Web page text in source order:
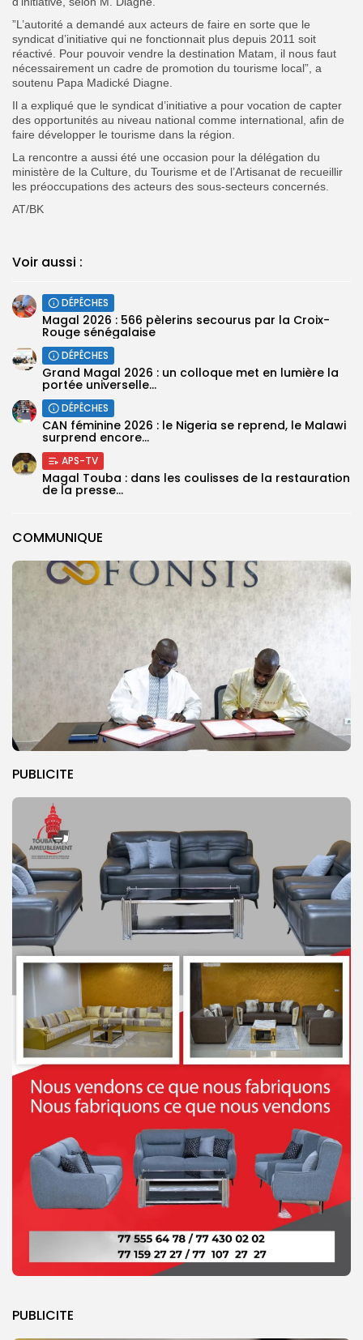
COMMUNIQUE
PUBLICITE
PUBLICITE
”L’autorité a demandé aux acteurs de faire en sorte que le
syndicat d’initiative qui ne fonctionnait plus depuis 2011 soit
réactivé. Pour pouvoir vendre la destination Matam, il nous faut
nécessairement un cadre de promotion du tourisme local”, a
soutenu Papa Madické Diagne.
Il a expliqué que le syndicat d’initiative a pour vocation de capter
des opportunités au niveau national comme international, afin de
faire développer le tourisme dans la région.
La rencontre a aussi été une occasion pour la délégation du
ministère de la Culture, du Tourisme et de l’Artisanat de recueillir
les préoccupations des acteurs des sous-secteurs concernés.
AT/BK
Voir aussi :
DÉPÊCHES
Magal 2026 : 566 pèlerins secourus par la Croix-
Rouge sénégalaise
DÉPÊCHES
Grand Magal 2026 : un colloque met en lumière la
portée universelle...
DÉPÊCHES
‎CAN féminine 2026 : le Nigeria se reprend, le Malawi
surprend encore...
APS-TV
Magal Touba : dans les coulisses de la restauration
de la presse...